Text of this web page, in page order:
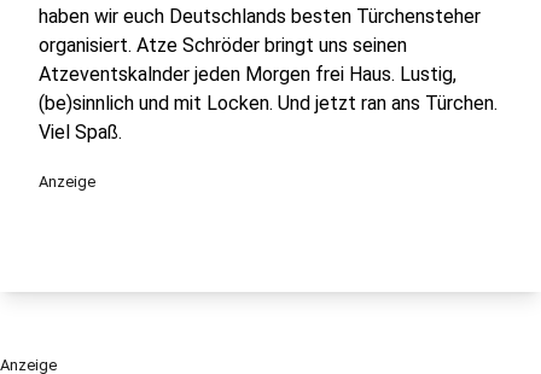
haben wir euch Deutschlands besten Türchensteher
organisiert. Atze Schröder bringt uns seinen
Atzeventskalnder jeden Morgen frei Haus. Lustig,
(be)sinnlich und mit Locken. Und jetzt ran ans Türchen.
Viel Spaß.
Anzeige
Anzeige